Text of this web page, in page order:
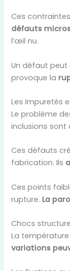
Ces
défauts
l’œil nu.
Un défaut peut
provoque la
Les impuretés
Le problème
inclusions sont
Ces défauts
fabrication. Ils
Ces points
rupture. La
Chocs
La
variations